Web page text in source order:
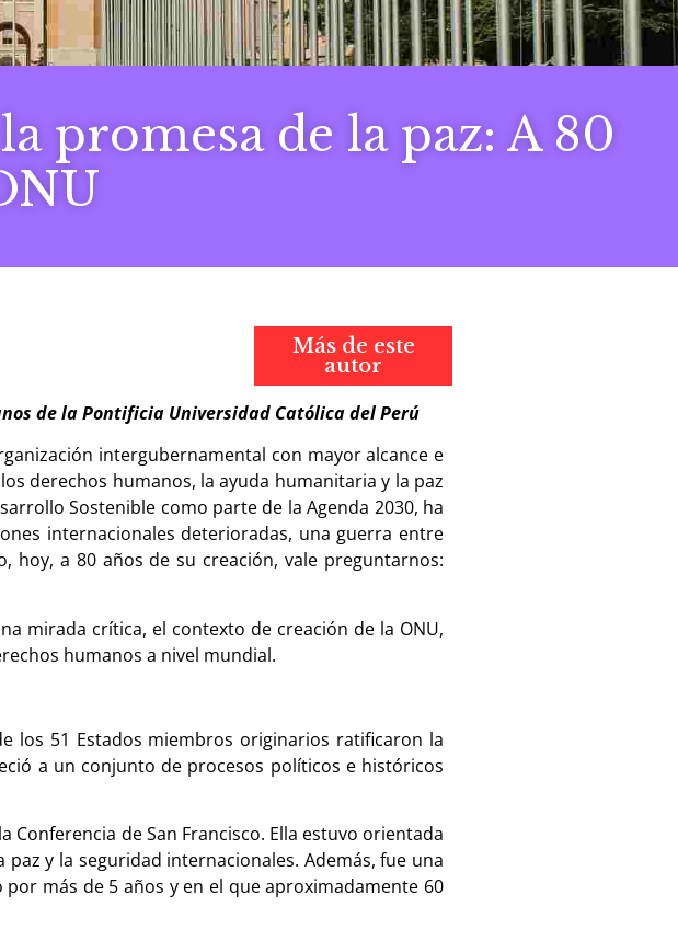
promesa de la paz: A 80
Más de este
autor
de la Pontificia Universidad Católica del Perú
intergubernamental con mayor alcance e
derechos humanos, la ayuda humanitaria y la paz
Sostenible como parte de la Agenda 2030, ha
internacionales deterioradas, una guerra entre
hoy, a 80 años de su creación, vale preguntarnos:
mirada crítica, el contexto de creación de la ONU,
humanos a nivel mundial.
los 51 Estados miembros originarios ratificaron la
a un conjunto de procesos políticos e históricos
de San Francisco. Ella estuvo orientada
y la seguridad internacionales. Además, fue una
más de 5 años y en el que aproximadamente 60